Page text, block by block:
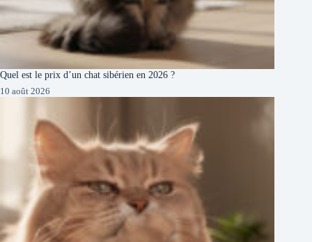
Quel est le prix d’un chat sibérien en 2026 ?
10 août 2026